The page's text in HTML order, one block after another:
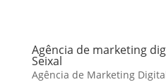
Agência de marketing
Seixal
Agência de Marketing